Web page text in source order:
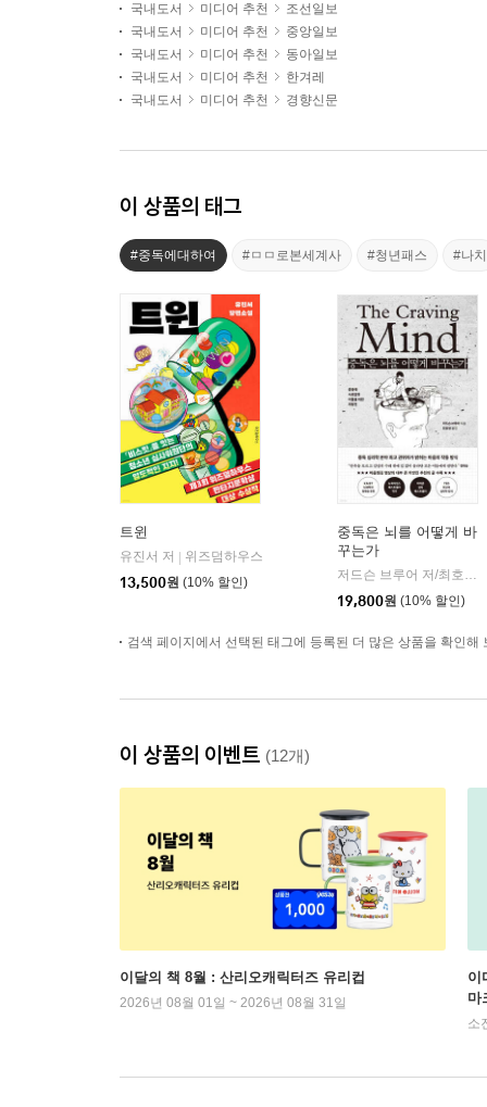
국내도서 미디어 추천
조선일보
국내도서
미디어 추천
중앙일보
국내도서
미디어 추천
동아일보
국내도서
미디어 추천
한겨레
국내도서
미디어 추천 경향신문
이 상품의 태그
#중독에대하여 #ㅁㅁ로본세계사 #청년패스 #나치
트윈
유진서 저
위즈덤하우스
13,500원 (10% 할인)
중독은 뇌를 어떻게 바
꾸는가
저드슨 브루어 저/최호영 역
19,800원 (10% 할인)
검색 페이지에서 선택된 태그에 등록된 더 많은 상품을 확인해
이 상품의 이벤트 (12개)
이달의 책 8월 : 산리오캐릭터즈 유리컵
2026년 08월 01일 ~ 2026년 08월 31일
이
마
소